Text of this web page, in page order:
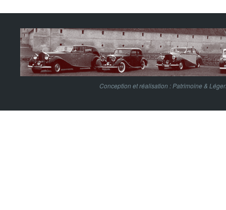
Conception et réalisation : Patrimoine &